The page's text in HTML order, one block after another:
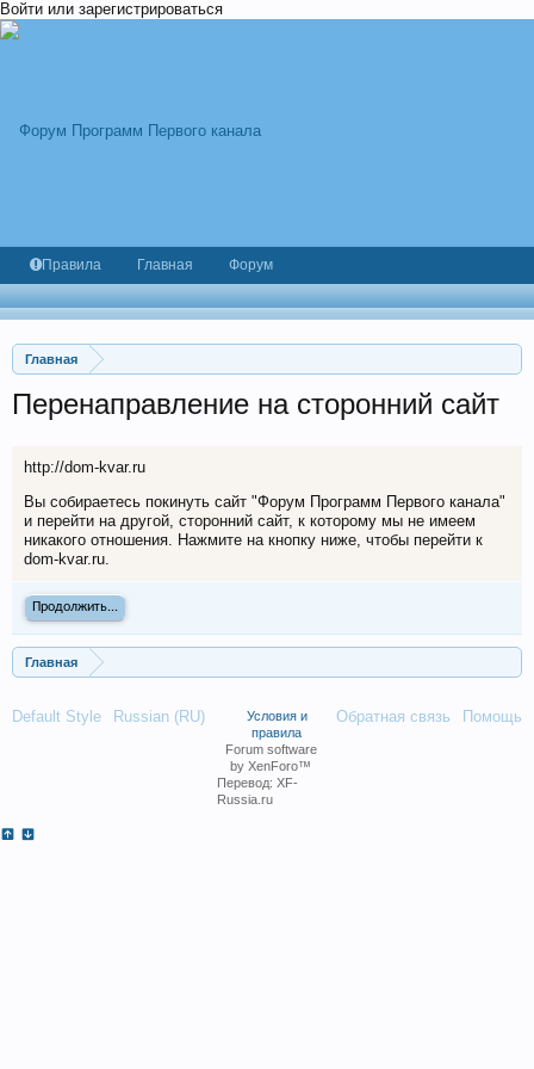
Войти или зарегистрироваться
Главная
Перенаправление на сторонний сайт
http://dom-kvar.ru
Вы собираетесь покинуть сайт "Форум Программ Первого канала"
и перейти на другой, сторонний сайт, к которому мы не имеем
никакого отношения. Нажмите на кнопку ниже, чтобы перейти к
dom-kvar.ru.
Продолжить...
Главная
Правила Главная Форум
Default Style Russian (RU) Обратная связь Помощь
Условия и
правила
Forum software
by XenForo™
Перевод: XF-
Russia.ru